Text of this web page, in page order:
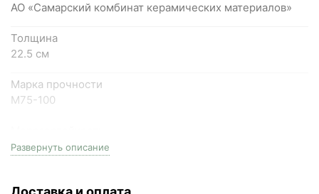
Написать в Telegram
Написать на почту
пн-пт с 9:00 до 18:00
АО «Самарский комбинат керамических материалов»
Толщина
22.5 см
Марка прочности
М75-100
F50
Развернуть описание